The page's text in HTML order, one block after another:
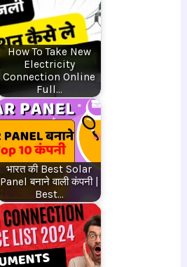
How To Take New
Electricity
Connection Online
Full…
भारत की Best Solar
Panel बनाने वाली कंपनी |
Best…